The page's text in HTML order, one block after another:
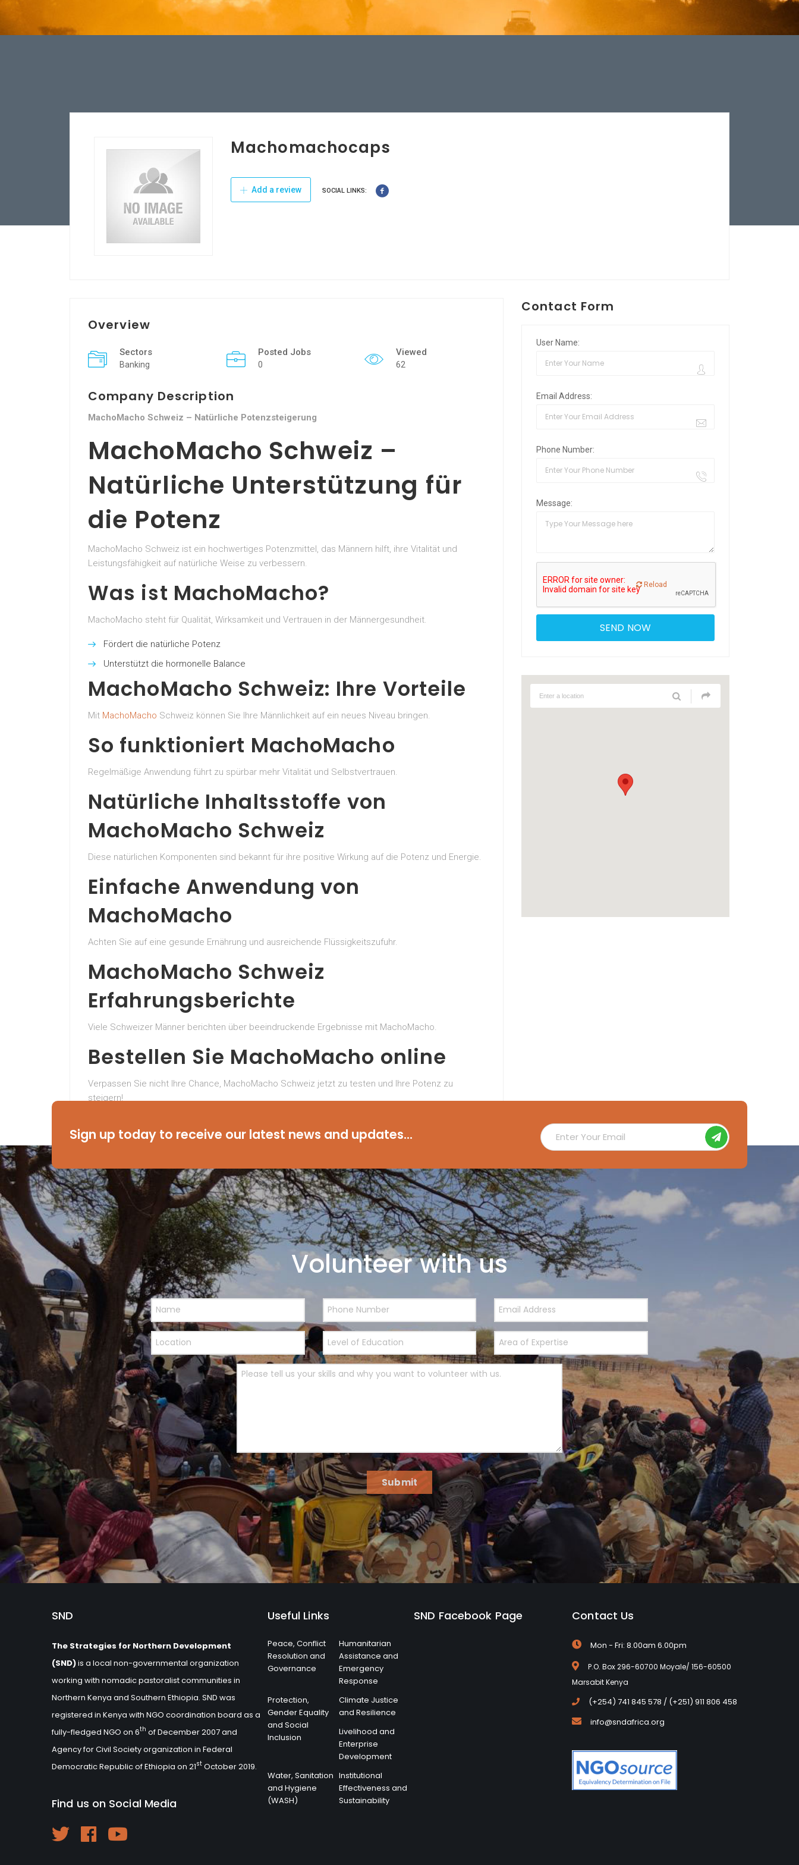
Machomachocaps
Add a review SOCIAL LINKS:
Overview
Sectors
Banking
Posted Jobs
0
Viewed
62
Company Description
MachoMacho Schweiz – Natürliche Potenzsteigerung
MachoMacho Schweiz –
Natürliche Unterstützung für
die Potenz
MachoMacho Schweiz ist ein hochwertiges Potenzmittel, das Männern hilft, ihre Vitalität und
Leistungsfähigkeit auf natürliche Weise zu verbessern.
Was ist MachoMacho?
MachoMacho steht für Qualität, Wirksamkeit und Vertrauen in der Männergesundheit.
Fördert die natürliche Potenz
Unterstützt die hormonelle Balance
MachoMacho Schweiz: Ihre Vorteile
Mit MachoMacho Schweiz können Sie Ihre Männlichkeit auf ein neues Niveau bringen.
So funktioniert MachoMacho
Regelmäßige Anwendung führt zu spürbar mehr Vitalität und Selbstvertrauen.
Natürliche Inhaltsstoffe von
MachoMacho Schweiz
Diese natürlichen Komponenten sind bekannt für ihre positive Wirkung auf die Potenz und Energie.
Einfache Anwendung von
MachoMacho
Achten Sie auf eine gesunde Ernährung und ausreichende Flüssigkeitszufuhr.
MachoMacho Schweiz
Erfahrungsberichte
Viele Schweizer Männer berichten über beeindruckende Ergebnisse mit MachoMacho.
Bestellen Sie MachoMacho online
Verpassen Sie nicht Ihre Chance, MachoMacho Schweiz jetzt zu testen und Ihre Potenz zu
steigern!
Contact Form
User Name:
Email Address:
Phone Number:
Message:
Reload
Sign up today to receive our latest news and updates...
Volunteer with us
Submit
SND
The Strategies for Northern Development
(SND)is a local non-governmental organization
working with nomadic pastoralist communities in
Northern Kenya and Southern Ethiopia. SND was
registered in Kenya with NGO coordination board as a
fully-fledged NGO on 6th of December 2007 and
Agency for Civil Society organization in Federal
Democratic Republic of Ethiopia on 21st October 2019.
Find us on Social Media
Useful Links
Peace, Conflict
Resolution and
Governance
Humanitarian
Assistance and
Emergency
Response
Protection,
Gender Equality
and Social
Inclusion
Climate Justice
and Resilience
Livelihood and
Enterprise
Development
Water, Sanitation
and Hygiene
(WASH)
Institutional
Effectiveness and
Sustainability
SND Facebook Page Contact Us
Mon - Fri: 8.00am 6.00pm
P.O. Box 296-60700 Moyale/ 156-60500
Marsabit Kenya
(+254) 741 845 578 / (+251) 911 806 458
info@sndafrica.org